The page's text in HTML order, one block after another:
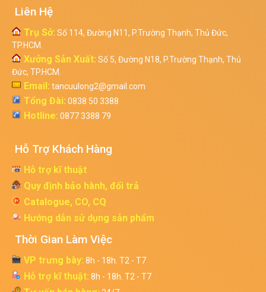
Liên Hệ
Trụ Sở: Số 114, Đường N11, P.Trường Thạnh, Thủ Đức,
TP.HCM.
Xưởng Sản Xuất: Số 5, Đường N18, P.Trường Thạnh, Thủ
Đức, TP.HCM.
Email: tancuulong2@gmail.com
Tổng Đài: 0838 50 3388
Hotline: 0877 3388 79
Hỗ Trợ Khách Hàng
Hỗ trợ kĩ thuật
Quy định bảo hành, đổi trả
Catalogue, CO, CQ
Hướng dẫn sử dụng sản phẩm
Thời Gian Làm Việc
VP trưng bày: 8h - 18h. T2 - T7
Hỗ trợ kĩ thuật: 8h - 18h. T2 - T7